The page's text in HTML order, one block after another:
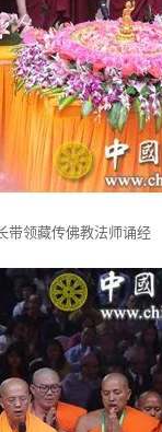
带领藏传佛教法师诵经